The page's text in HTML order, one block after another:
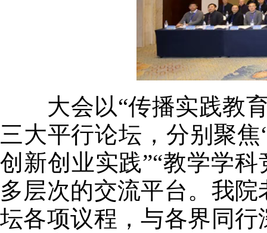
大会以“传播实践教育
三大平行论坛，分别聚
创新创业实践”“教学学
多层次的交流平台。我
坛各项议程，与各界同